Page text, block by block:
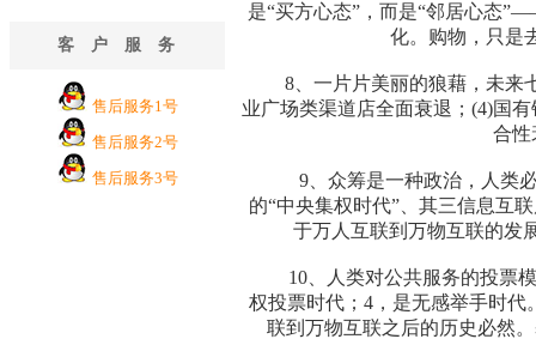
客户服务
售后服务1号
售后服务2号
售后服务3号
是“买方心态”，而是“邻居心态
化。购物，只是
8、一片片美丽的狼藉，未来七
业广场类渠道店全面衰退；(4)国
合性
9、众筹是一种政治，人类必
的“中央集权时代”、其三信息互
于万人互联到万物互联的发
10、人类对公共服务的投票模
权投票时代；4，是无感举手时代
联到万物互联之后的历史必然